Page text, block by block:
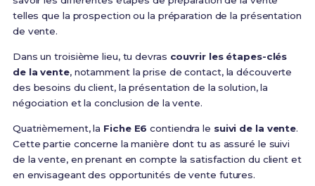
telles que la prospection ou la préparation de la présentation
de vente.
Dans un troisième lieu, tu devras couvrir les étapes-clés
de la vente, notamment la prise de contact, la découverte
des besoins du client, la présentation de la solution, la
négociation et la conclusion de la vente.
Quatrièmement, la Fiche E6 contiendra le suivi de la vente.
Cette partie concerne la manière dont tu as assuré le suivi
de la vente, en prenant en compte la satisfaction du client et
en envisageant des opportunités de vente futures.